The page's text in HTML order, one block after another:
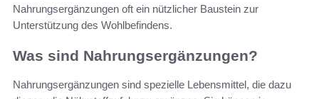
Nahrungsergänzungen oft ein nützlicher Baustein zur
Unterstützung des Wohlbefindens.
Was sind Nahrungsergänzungen?
Nahrungsergänzungen sind spezielle Lebensmittel, die dazu